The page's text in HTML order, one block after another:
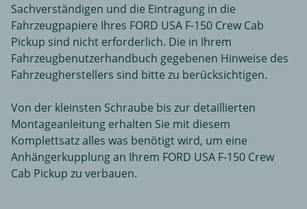
Sachverständigen und die Eintragung in die
Fahrzeugpapiere Ihres FORD USA F-150 Crew Cab
Pickup sind nicht erforderlich. Die in Ihrem
Fahrzeugbenutzerhandbuch gegebenen Hinweise des
Fahrzeugherstellers sind bitte zu berücksichtigen.
Von der kleinsten Schraube bis zur detaillierten
Montageanleitung erhalten Sie mit diesem
Komplettsatz alles was benötigt wird, um eine
Anhängerkupplung an Ihrem FORD USA F-150 Crew
Cab Pickup zu verbauen.